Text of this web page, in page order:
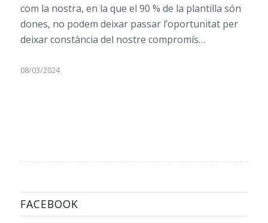
com la nostra, en la que el 90 % de la plantilla són
dones, no podem deixar passar l’oportunitat per
deixar constància del nostre compromís…
08/03/2024
FACEBOOK